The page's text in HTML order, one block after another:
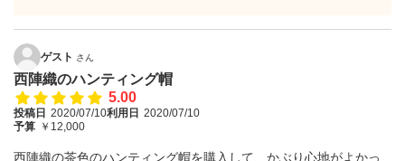
ゲスト さん
西陣織のハンティング帽
5.00
投稿日 2020/07/10利用日 2020/07/10
予算 ￥12,000
西陣織の茶色のハンティング帽を購入して、かぶり心地がよかっ